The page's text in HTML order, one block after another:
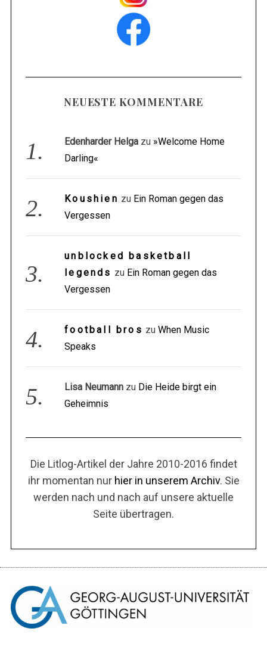
NEUESTE KOMMENTARE
Edenharder Helga zu »Welcome Home
Darling«
Koushien zu Ein Roman gegen das
Vergessen
unblocked basketball
legends zu Ein Roman gegen das
Vergessen
football bros zu When Music
Speaks
Lisa Neumann zu Die Heide birgt ein
Geheimnis
Die Litlog-Artikel der Jahre 2010-2016 findet
ihr momentan nur hier in unserem Archiv. Sie
werden nach und nach auf unsere aktuelle
Seite übertragen.